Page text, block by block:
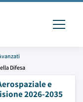
Difesa
e
2026-2035